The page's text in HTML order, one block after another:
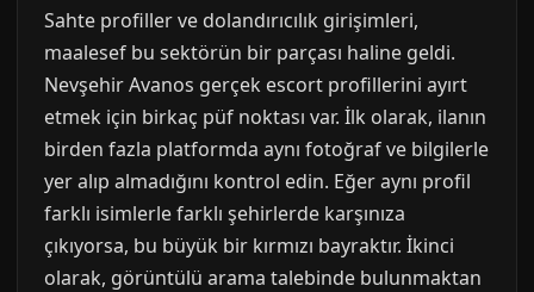
Sahte profiller ve dolandırıcılık girişimleri,
maalesef bu sektörün bir parçası haline geldi.
Nevşehir Avanos gerçek escort profillerini ayırt
etmek için birkaç püf noktası var. İlk olarak, ilanın
birden fazla platformda aynı fotoğraf ve bilgilerle
yer alıp almadığını kontrol edin. Eğer aynı profil
farklı isimlerle farklı şehirlerde karşınıza
çıkıyorsa, bu büyük bir kırmızı bayraktır. İkinci
olarak, görüntülü arama talebinde bulunmaktan